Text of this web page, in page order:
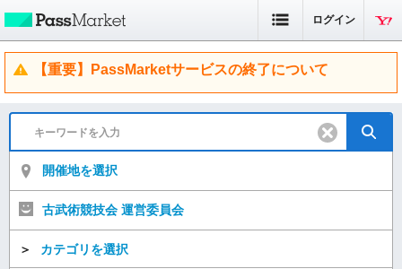
ログイン
【重要】PassMarketサービスの終了について
開催地を選択
古武術競技会 運営委員会
＞ カテゴリを選択